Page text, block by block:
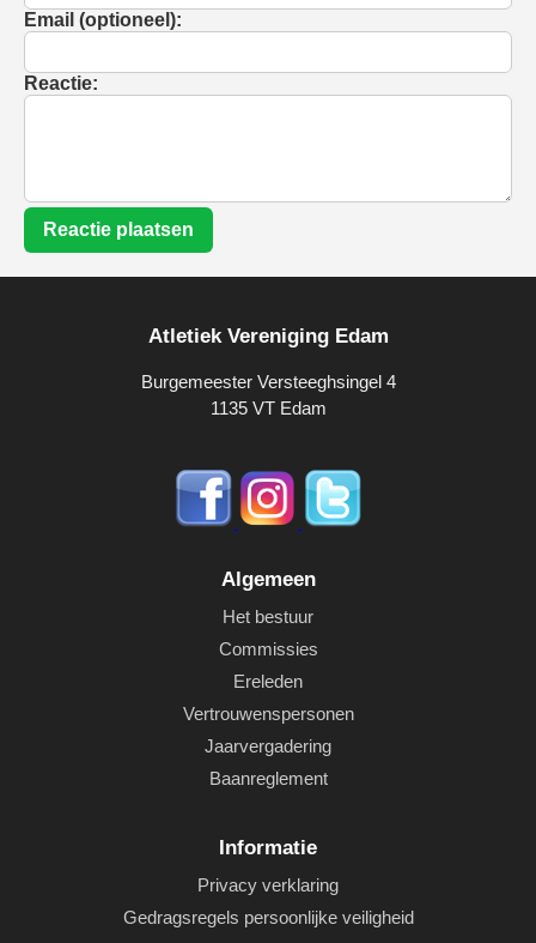
Email (optioneel):
Reactie:
Reactie plaatsen
Atletiek Vereniging Edam
Burgemeester Versteeghsingel 4
1135 VT Edam
Algemeen
Het bestuur
Commissies
Ereleden
Vertrouwenspersonen
Jaarvergadering
Baanreglement
Informatie
Privacy verklaring
Gedragsregels persoonlijke veiligheid